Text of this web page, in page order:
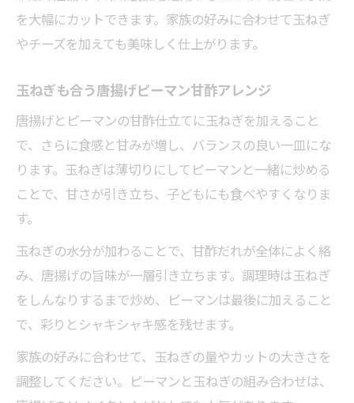
を大幅にカットできます。家族の好みに合わせて玉ねぎ
やチーズを加えても美味しく仕上がります。
玉ねぎも合う唐揚げピーマン甘酢アレンジ
唐揚げとピーマンの甘酢仕立てに玉ねぎを加えること
で、さらに食感と甘みが増し、バランスの良い一皿にな
ります。玉ねぎは薄切りにしてピーマンと一緒に炒める
ことで、甘さが引き立ち、子どもにも食べやすくなりま
す。
玉ねぎの水分が加わることで、甘酢だれが全体によく絡
み、唐揚げの旨味が一層引き立ちます。調理時は玉ねぎ
をしんなりするまで炒め、ピーマンは最後に加えること
で、彩りとシャキシャキ感を残せます。
家族の好みに合わせて、玉ねぎの量やカットの大きさを
調整してください。ピーマンと玉ねぎの組み合わせは、